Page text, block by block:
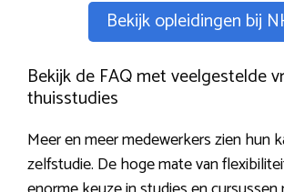
Bekijk opleidingen bij
Bekijk de FAQ met veelgestelde
thuisstudies
Meer en meer medewerkers zien hun
zelfstudie. De hoge mate van